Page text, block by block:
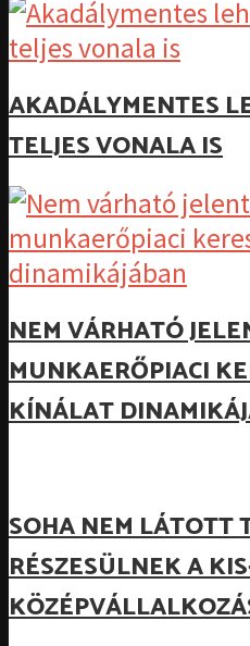
AKADÁLYMENTES
TELJES VONALA IS
NEM VÁRHATÓ
MUNKAERŐPIACI
KÍNÁLAT
SOHA NEM LÁTOTT
RÉSZESÜLNEK A